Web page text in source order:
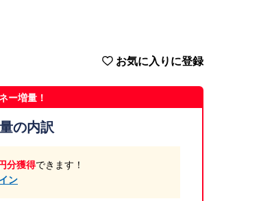
お気に入りに登録
ー増量！
の内訳
分獲得できます！
ン